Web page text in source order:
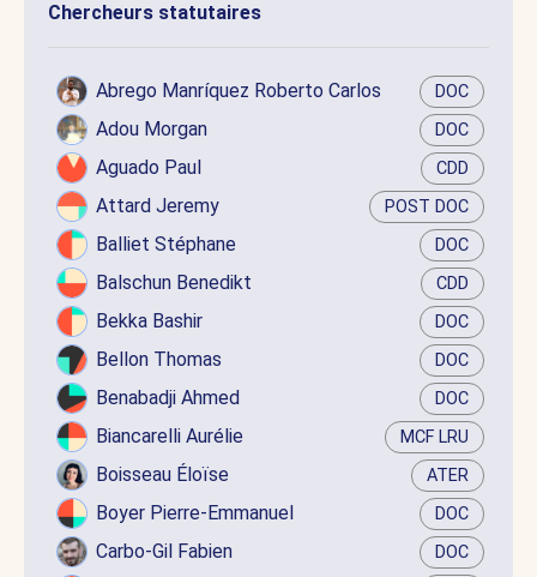
Chercheurs statutaires
Abrego Manríquez Roberto Carlos DOC
Adou Morgan DOC
Aguado Paul CDD
Attard Jeremy POST DOC
Balliet Stéphane DOC
Balschun Benedikt CDD
Bekka Bashir DOC
Bellon Thomas DOC
Benabadji Ahmed DOC
Biancarelli Aurélie MCF LRU
Boisseau Éloïse ATER
Boyer Pierre-Emmanuel DOC
Carbo-Gil Fabien DOC